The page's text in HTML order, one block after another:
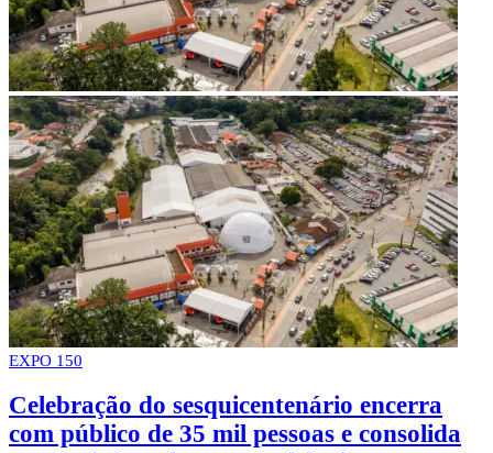
EXPO 150
Celebração do sesquicentenário encerra
com público de 35 mil pessoas e consolida